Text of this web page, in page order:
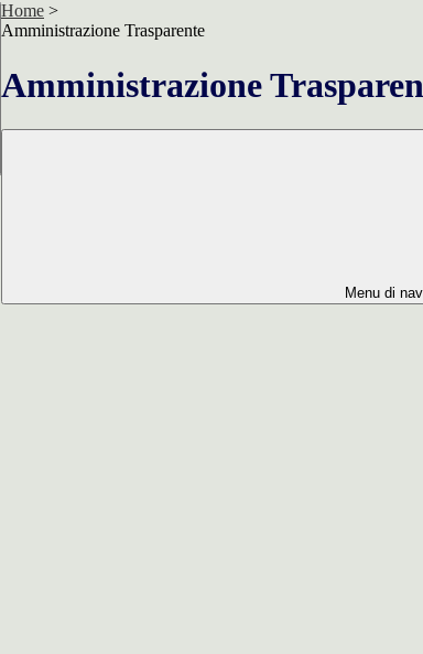
Home >
Amministrazione Trasparente
Amministrazione
Menu di